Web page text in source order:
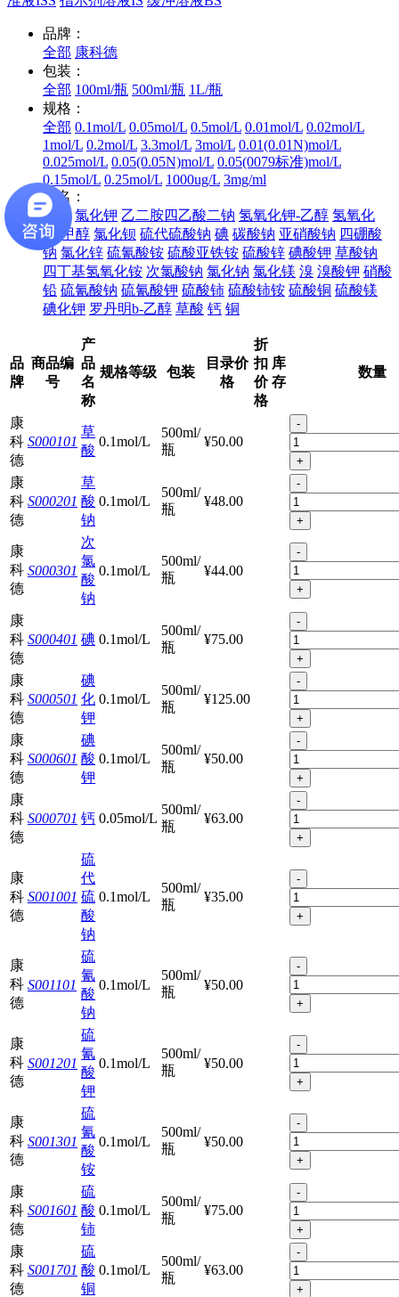
品牌：
全部 康科德
包装：
全部 100ml/瓶 500ml/瓶 1L/瓶
规格：
全部 0.1mol/L 0.05mol/L 0.5mol/L 0.01mol/L 0.02mol/L
1mol/L 0.2mol/L 3.3mol/L 3mol/L 0.01(0.01N)mol/L
0.025mol/L 0.05(0.05N)mol/L 0.05(0079标准)mol/L
0.15mol/L 0.25mol/L 1000ug/L 3mg/ml
品名：
全部
氯化钾 乙二胺四乙酸二钠 氢氧化钾-乙醇 氢氧化
钾-甲醇 氯化钡 硫代硫酸钠 碘 碳酸钠 亚硝酸钠 四硼酸
钠 氯化锌 硫氰酸铵 硫酸亚铁铵 硫酸锌 碘酸钾 草酸钠
四丁基氢氧化铵 次氯酸钠 氯化钠 氯化镁 溴 溴酸钾 硝酸
铅 硫氰酸钠 硫氰酸钾 硫酸铈 硫酸铈铵 硫酸铜 硫酸镁
碘化钾 罗丹明b-乙醇 草酸 钙 铜
品
牌
商品编
号
产
品
名
称
规格等级 包装
目录价
格
折
扣
价
格
库
存
数量
康
科
德
S000101
草
酸
0.1mol/L
500ml/
瓶
¥50.00
-
+
康
科
德
S000201
草
酸
钠
0.1mol/L
500ml/
瓶
¥48.00
-
+
康
科
德
S000301
次
氯
酸
钠
0.1mol/L
500ml/
瓶
¥44.00
-
+
康
科
德
S000401 碘 0.1mol/L
500ml/
瓶
¥75.00
-
+
康
科
德
S000501
碘
化
钾
0.1mol/L
500ml/
瓶
¥125.00
-
+
康
科
德
S000601
碘
酸
钾
0.1mol/L
500ml/
瓶
¥50.00
-
+
康
科
德
S000701 钙 0.05mol/L
500ml/
瓶
¥63.00
-
+
康
科
德
S001001
硫
代
硫
酸
钠
0.1mol/L
500ml/
瓶
¥35.00
-
+
康
科
德
S001101
硫
氰
酸
钠
0.1mol/L
500ml/
瓶
¥50.00
-
+
康
科
德
S001201
硫
氰
酸
钾
0.1mol/L
500ml/
瓶
¥50.00
-
+
康
科
德
S001301
硫
氰
酸
铵
0.1mol/L
500ml/
瓶
¥50.00
-
+
康
科
德
S001601
硫
酸
铈
0.1mol/L
500ml/
瓶
¥75.00
-
+
康
科
德
S001701
硫
酸
铜
0.1mol/L
500ml/
瓶
¥63.00
-
+